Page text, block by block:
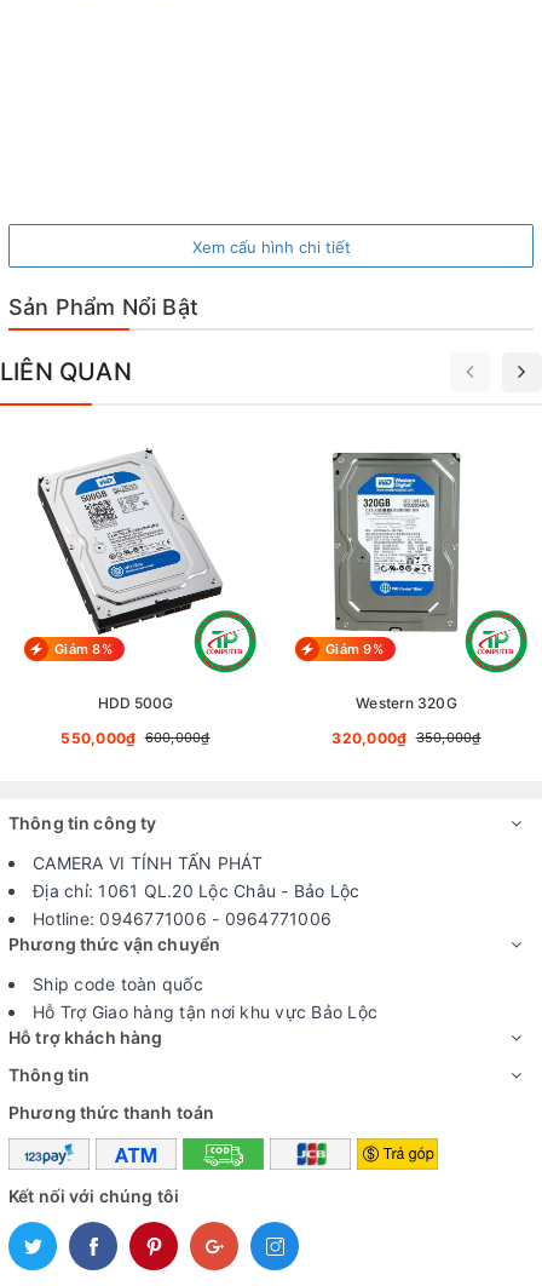
Xem cấu hình chi tiết
Sản Phẩm Nổi Bật
LIÊN QUAN
Giảm 8%
HDD 500G
550,000₫ 600,000₫
Giảm 9%
Western 320G
320,000₫ 350,000₫
Thông tin công ty
CAMERA VI TÍNH TẤN PHÁT
Địa chỉ: 1061 QL.20 Lộc Châu - Bảo Lộc
Hotline: 0946771006 - 0964771006
Phương thức vận chuyển
Ship code toàn quốc
Hỗ Trợ Giao hàng tận nơi khu vực Bảo Lộc
Hỗ trợ khách hàng
Thông tin
Phương thức thanh toán
Kết nối với chúng tôi